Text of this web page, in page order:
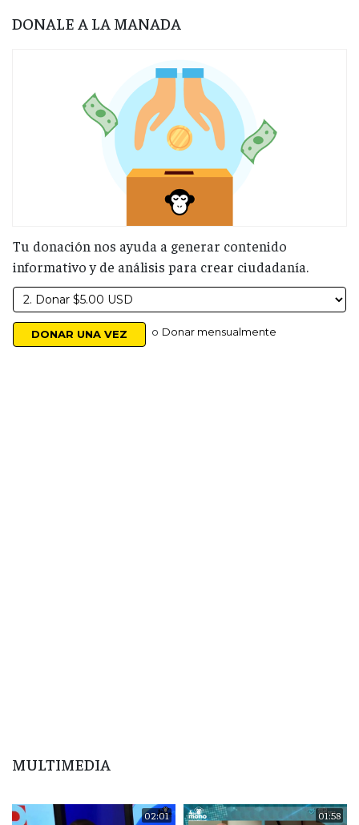
DONALE A LA MANADA
Tu donación nos ayuda a generar contenido
informativo y de análisis para crear ciudadanía.
o Donar mensualmente
MULTIMEDIA
02:01 01:58